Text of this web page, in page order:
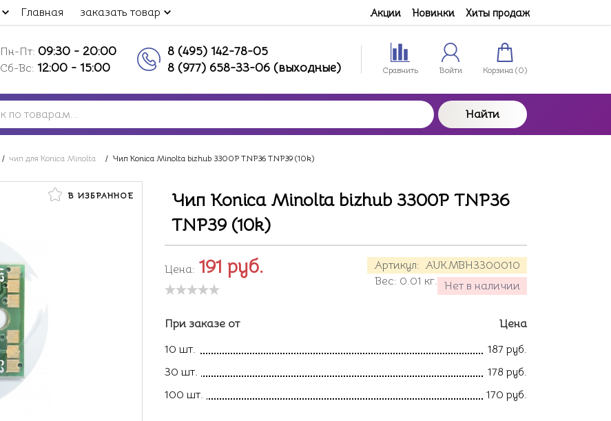
Главная заказать товар Акции Новинки Хиты продаж
Пн-Пт: 09:30 - 20:00
Сб-Вс: 12:00 - 15:00
8 (495) 142-78-05
8 (977) 658-33-06 (выходные)
Сравнить Войти Корзина (0)
Найти
/ чип для Konica Minolta / Чип Konica Minolta bizhub 3300P TNP36 TNP39 (10k)
В ИЗБРАННОЕ
Чип Konica Minolta bizhub 3300P TNP36
TNP39 (10k)
Артикул: AUKMBH3300010
Нет в наличии
Вес: 0.01 кг.
Цена: 191 руб.
При заказе от
Цена
10 шт.
187 руб.
30 шт.
178 руб.
100 шт.
170 руб.